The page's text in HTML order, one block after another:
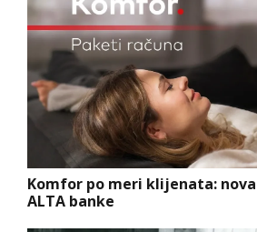
Komfor po meri klijenata:
ALTA banke